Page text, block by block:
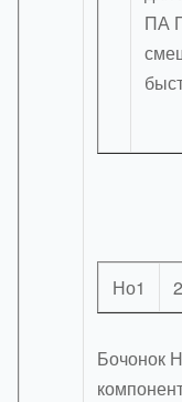
Но1 2
Бочонок